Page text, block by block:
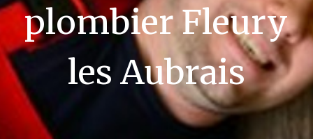
plombier Fleury
les Aubrais